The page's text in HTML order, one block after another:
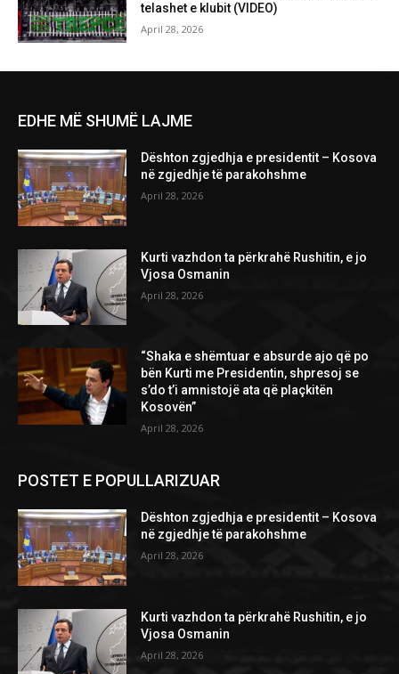
telashet e klubit (VIDEO)
April 28, 2026
EDHE MË SHUMË LAJME
Dështon zgjedhja e presidentit – Kosova
në zgjedhje të parakohshme
April 28, 2026
Kurti vazhdon ta përkrahë Rushitin, e jo
Vjosa Osmanin
April 28, 2026
“Shaka e shëmtuar e absurde ajo që po
bën Kurti me Presidentin, shpresoj se
s’do t’i amnistojë ata që plaçkitën
Kosovën”
April 28, 2026
POSTET E POPULLARIZUAR
Dështon zgjedhja e presidentit – Kosova
në zgjedhje të parakohshme
April 28, 2026
Kurti vazhdon ta përkrahë Rushitin, e jo
Vjosa Osmanin
April 28, 2026